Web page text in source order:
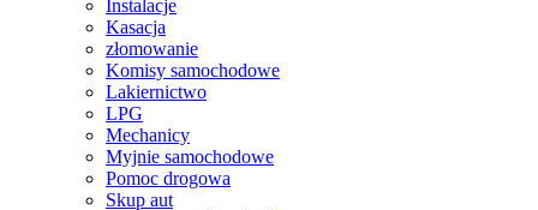
Instalacje
Kasacja
złomowanie
Komisy samochodowe
Lakiernictwo
LPG
Mechanicy
Myjnie samochodowe
Pomoc drogowa
Skup aut